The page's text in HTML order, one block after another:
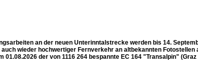
an der neuen Unterinntalstrecke werden bis 14.
wieder hochwertiger Fernverkehr an altbekannten
01.08.2026 der von 1116 264 bespannte EC 164 "Transalpin"